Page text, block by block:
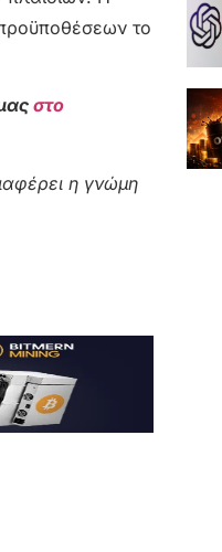
το
στο
η γνώμη